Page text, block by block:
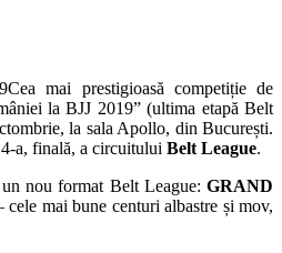
Cea mai prestigioasă competiție de
la BJJ 2019” (ultima etapă Belt
la sala Apollo, din București.
a, finală, a circuitului Belt League.
un nou format Belt League: GRAND
cele mai bune centuri albastre și mov,